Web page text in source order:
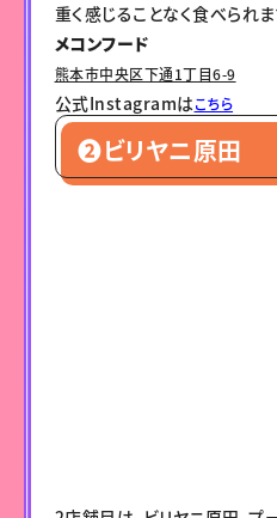
重く感じることなく食べられま
メコンフード
熊本市中央区下通1丁目6-9
公式Instagramはこちら
❷ビリヤニ原田